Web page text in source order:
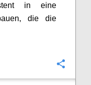
in eine
die die